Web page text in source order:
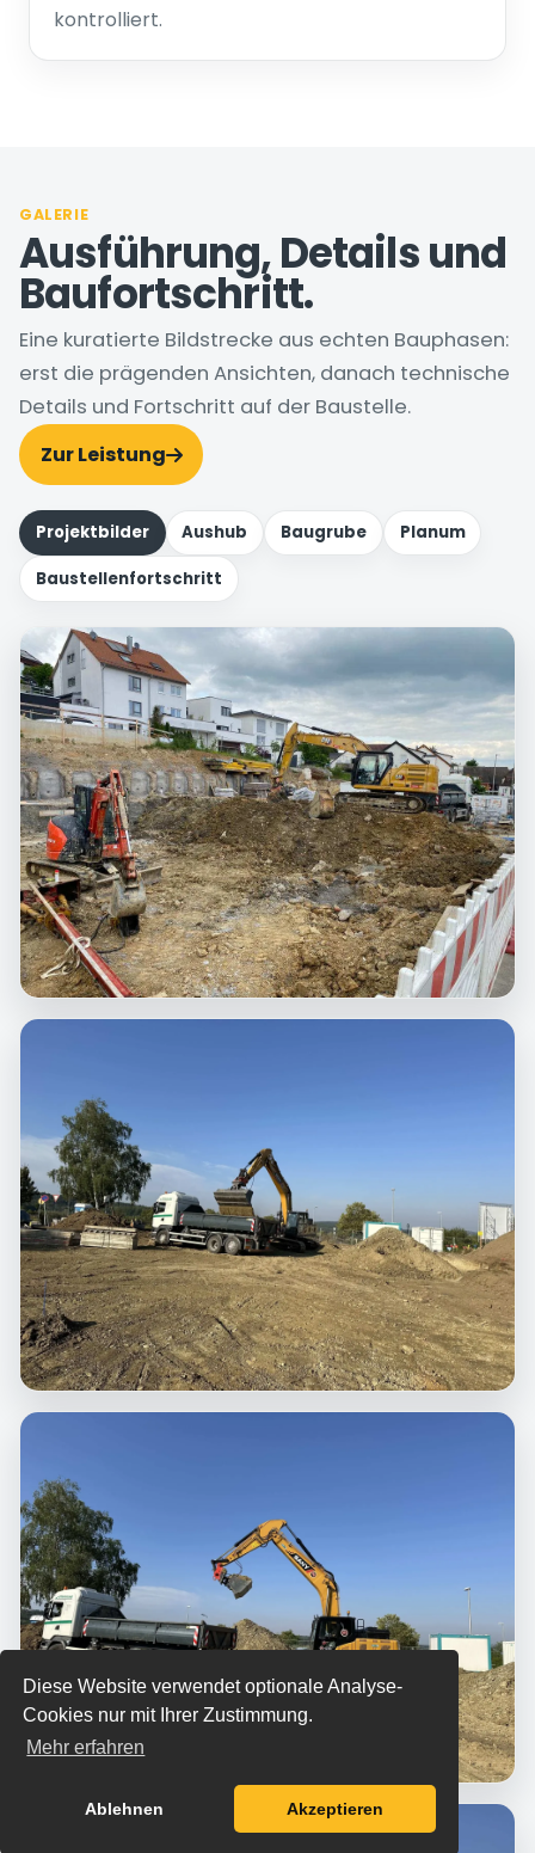
Diese Website verwendet optionale Analyse-
Cookies nur mit Ihrer Zustimmung.
Mehr erfahren
Ablehnen Akzeptieren
kontrolliert.
GALERIE
Ausführung, Details und
Baufortschritt.
Eine kuratierte Bildstrecke aus echten Bauphasen:
erst die prägenden Ansichten, danach technische
Details und Fortschritt auf der Baustelle.
Zur Leistung
Projektbilder Aushub Baugrube Planum
Baustellenfortschritt